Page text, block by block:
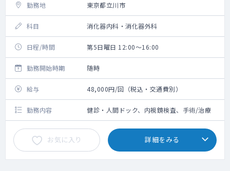
勤務地 東京都立川市
科目 消化器内科・消化器外科
日程/時間 第5日曜日 12:00～16:00
勤務開始時期 随時
給与 48,000円/回（税込・交通費別）
勤務内容 健診・人間ドック、内視鏡検査、手術/治療
お気に入り 詳細をみる